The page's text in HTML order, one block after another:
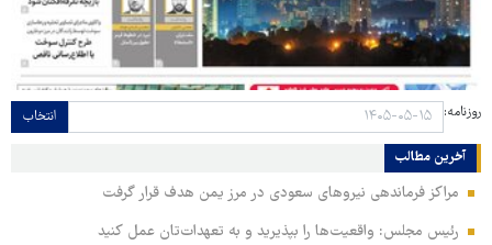
روزنامه: انتخاب
آخرین مطالب
مراکز فرماندهی نیروهای سعودی در مرز یمن هدف قرار گرفت
رئیس مجلس: واقعیت‌ها را بپذیرید و به تعهدات‌تان عمل کنید